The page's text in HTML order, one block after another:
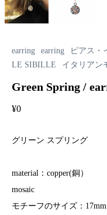
earring earring
ピアス・
LE SIBILLE
イタリアン
Green Spring /
¥0
グリーン スプリング
material：copper(銅）
mosaic
モチーフのサイズ：